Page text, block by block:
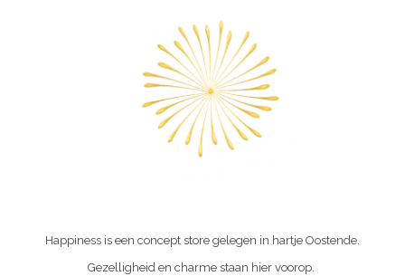
Happiness is een concept store gelegen in hartje Oostende.
Gezelligheid en charme staan hier voorop.